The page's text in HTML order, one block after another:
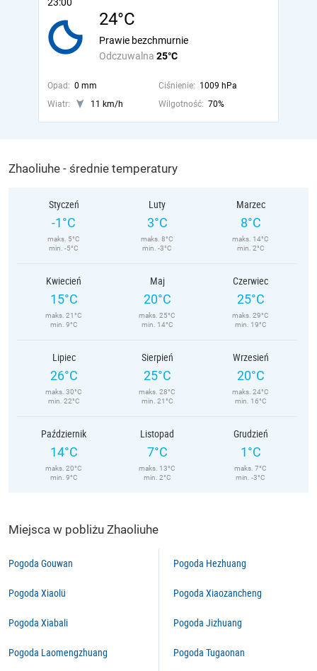
24°C
Odczuwalna 25°C
Prawie bezchmurnie
Opad: 0 mm Ciśnienie: 1009 hPa
Wiatr:
11 km/h Wilgotność: 70%
Zhaoliuhe - średnie temperatury
Styczeń
-1°C
maks. 5°C
min. -5°C
Luty
3°C
maks. 8°C
min. -3°C
Marzec
8°C
maks. 14°C
min. 2°C
Kwiecień
15°C
maks. 21°C
min. 9°C
Maj
20°C
maks. 25°C
min. 14°C
Czerwiec
25°C
maks. 29°C
min. 19°C
Lipiec
26°C
maks. 30°C
min. 22°C
Sierpień
25°C
maks. 28°C
min. 21°C
Wrzesień
20°C
maks. 24°C
min. 16°C
Październik
14°C
maks. 20°C
min. 9°C
Listopad
7°C
maks. 13°C
min. 2°C
Grudzień
1°C
maks. 7°C
min. -3°C
Miejsca w pobliżu Zhaoliuhe
Pogoda Gouwan
Pogoda Xiaolü
Pogoda Xiabali
Pogoda Laomengzhuang
Pogoda Hezhuang
Pogoda Xiaozancheng
Pogoda Jizhuang
Pogoda Tugaonan